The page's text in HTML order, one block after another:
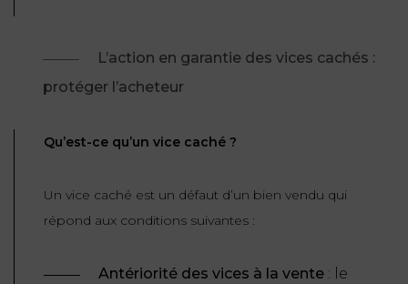
PRESTATION
CORPOREL
DIFFICULTÉ
PERSONNES
DROIT
TOURISME
L’action en garantie des vices cachés :
protéger l’acheteur
Qu’est-ce qu’un vice caché ?
Un vice caché est un défaut d’un bien vendu qui
répond aux conditions suivantes :
Antériorité des vices à la vente : le